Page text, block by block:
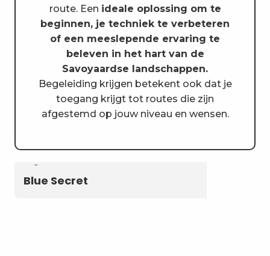
route. Een ideale oplossing om te
beginnen, je techniek te verbeteren
of een meeslepende ervaring te
beleven in het hart van de
Savoyaardse landschappen.
Begeleiding krijgen betekent ook dat je
toegang krijgt tot routes die zijn
afgestemd op jouw niveau en wensen.
en VTT électrique et activités
O2 Nature
Blue Secret